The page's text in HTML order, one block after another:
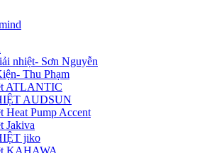
nhiệt- Sơn Nguyễn
Thu Phạm
ATLANTIC
AUDSUN
Heat Pump Accent
Jakiva
jiko
KAHAWA